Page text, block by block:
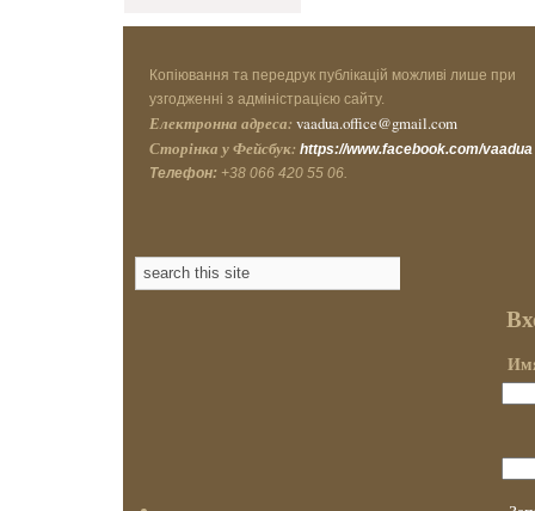
Копіювання та передрук публікацій можливі лише при
узгодженні з адміністрацією сайту.
Електронна адреса: vaadua.office@gmail.com
Сторінка у Фейсбук: https://www.facebook.com/vaadua
Телефон: +38 066 420 55 06.